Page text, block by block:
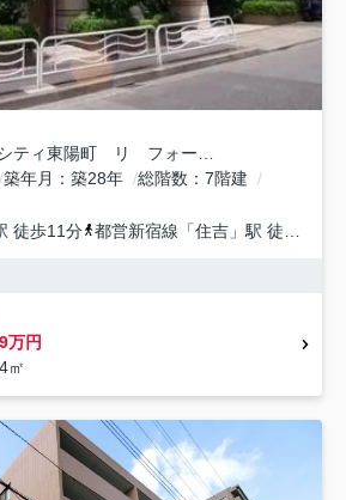
築年月 築28年 総階数
7階建
徒歩11分 都営新宿線 「住吉 」駅 徒歩16分
万円
㎡